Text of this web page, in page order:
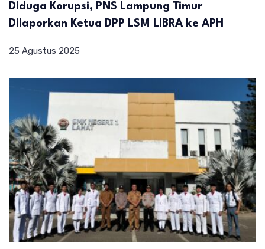
Diduga Korupsi, PNS Lampung Timur
Dilaporkan Ketua DPP LSM LIBRA ke APH
25 Agustus 2025